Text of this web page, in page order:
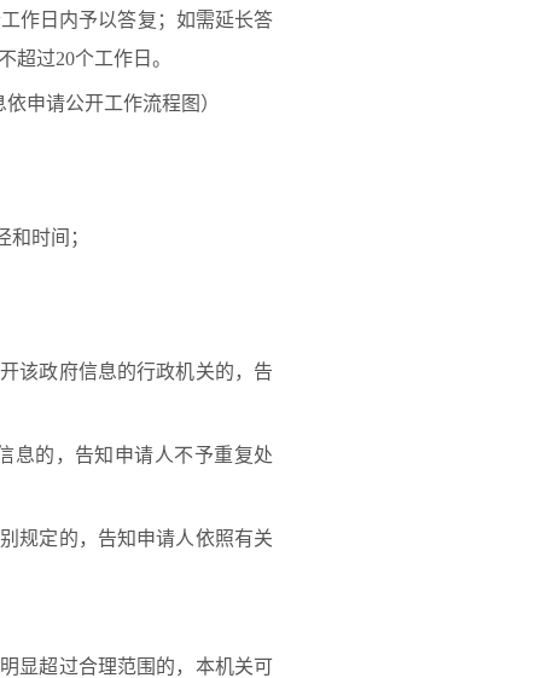
作日内予以答复；如需延长答
过20个工作日。
申请公开工作流程图）
时间；
该政府信息的行政机关的，告
的，告知申请人不予重复处
规定的，告知申请人依照有关
显超过合理范围的，本机关可